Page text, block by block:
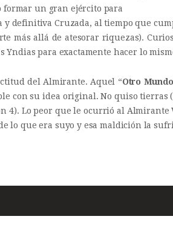
formar un gran ejército para El
definitiva Cruzada, al tiempo que
más allá de atesorar riquezas).
Yndias para exactamente hacer lo
del Almirante. Aquel “Otro Mundo
con su idea original. No quiso
4). Lo peor que le ocurrió al
lo que era suyo y esa maldición la